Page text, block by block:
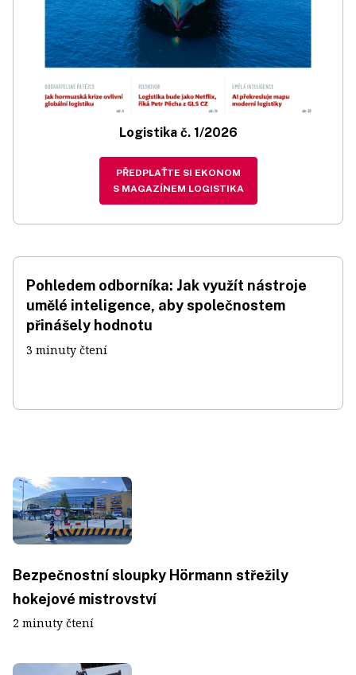
Logistika č. 1/2026
PŘEDPLAŤTE SI EKONOM
S MAGAZÍNEM LOGISTIKA
Pohledem odborníka: Jak využít nástroje
umělé inteligence, aby společnostem
přinášely hodnotu
3 minuty čtení
Bezpečnostní sloupky Hörmann střežily
hokejové mistrovství
2 minuty čtení